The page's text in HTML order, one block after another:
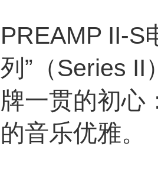
PREAMP II-S
列”（Series
牌一贯的初心
的音乐优雅。